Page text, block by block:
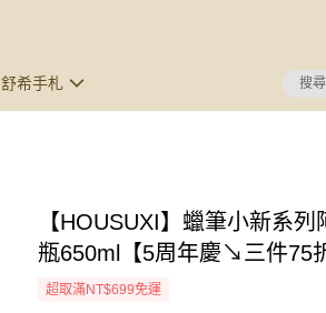
舒希手札
【HOUSUXI】蠟筆小新系
瓶650ml【5周年慶↘三件75
超取滿NT$699免運